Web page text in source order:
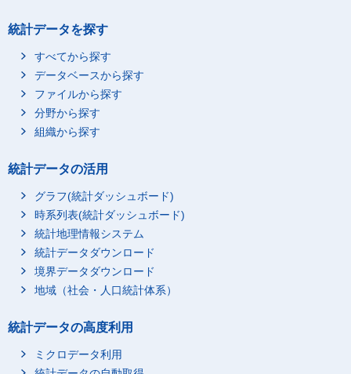
統計データを探す
すべてから探す
データベースから探す
ファイルから探す
分野から探す
組織から探す
統計データの活用
グラフ(統計ダッシュボード)
時系列表(統計ダッシュボード)
統計地理情報システム
統計データダウンロード
境界データダウンロード
地域（社会・人口統計体系）
統計データの高度利用
ミクロデータ利用